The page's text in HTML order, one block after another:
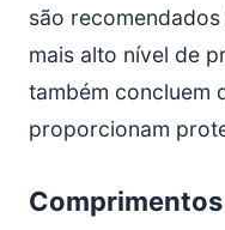
são
mais alto nível de
também concluem
proporcionam